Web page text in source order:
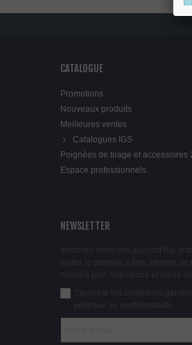
CATALOGUE
Promotions
Nouveaux produits
Meilleures ventes
Catalogues IGS
Poignées de tirage et accessoires
Espace professionnels
NEWSLETTER
Inscrivez-vous dès aujourd’hui
soyez le premier à être informé de
mises à jour, réductions et offres
J'accepte les conditions
politique de confidentialité